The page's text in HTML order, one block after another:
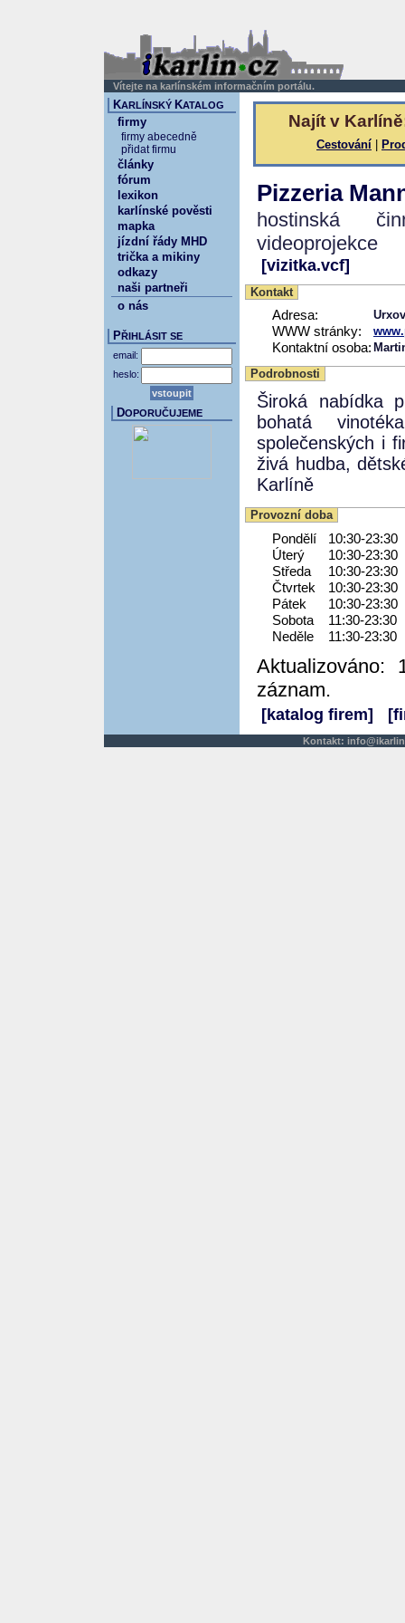
Vítejte na karlínském informačním portálu.
Najít v
Cestování
Pizzeria
hostinská
videoprojekce
[vizitka.vcf]
Kontakt
Adresa:
WWW stránky:
Kontaktní osoba:
Podrobnosti
Široká nabídka
bohatá
společenských i
živá hudba,
Karlíně
Provozní doba
Pondělí
10:30-23:30
Úterý
10:30-23:30
Středa
10:30-23:30
Čtvrtek
10:30-23:30
Pátek
10:30-23:30
Sobota
11:30-23:30
Neděle
11:30-23:30
Aktualizováno:
záznam.
[katalog firem]
KARLÍNSKÝ KATALOG
firmy
firmy abecedně
přidat firmu
články
fórum
lexikon
karlínské pověsti
mapka
jízdní řády MHD
trička a mikiny
odkazy
naši partneři
o nás
PŘIHLÁSIT SE
email:
heslo:
DOPORUČUJEME
Kontakt: